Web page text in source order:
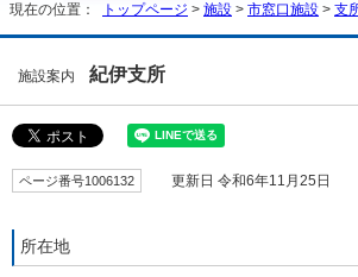
現在の位置： トップページ > 施設 > 市窓口施設 > 支
施設案内 紀伊支所
ページ番号1006132 更新日 令和6年11月25日
所在地